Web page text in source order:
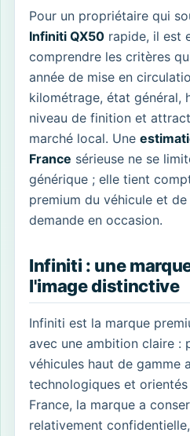
Pour un propriétaire qui
Infiniti QX50 rapide, il est
comprendre les critères
année de mise en
kilométrage, état général,
niveau de finition et
marché local. Une
France sérieuse ne se
générique ; elle tient
premium du véhicule et
demande en occasion.
Infiniti : une
l'image distinctive
Infiniti est la marque
avec une ambition claire :
véhicules haut de gamme
technologiques et
France, la marque a
relativement